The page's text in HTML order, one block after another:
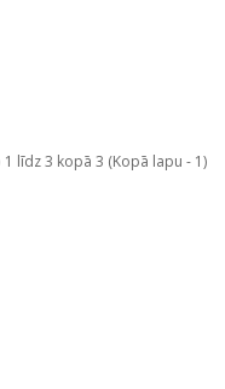
1 līdz 3 kopā 3 (Kopā lapu - 1)